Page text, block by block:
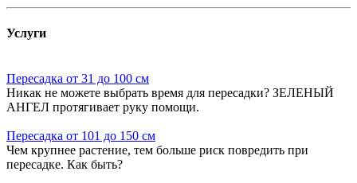
Услуги
Пересадка от 31 до 100 см
Никак не можете выбрать время для пересадки? ЗЕЛЕНЫЙ
АНГЕЛ протягивает руку помощи.
Пересадка от 101 до 150 см
Чем крупнее растение, тем больше риск повредить при
пересадке. Как быть?